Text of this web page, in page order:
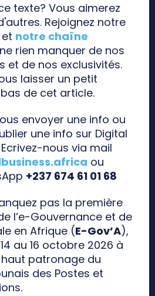
texte? Vous aimerez
Rejoignez notre
et notre chaîne
rien manquer de nos
et de nos exclusivités.
laisser un petit
de cet article.
envoyer une info ou
une info sur Digital
nous via mail
ou
+237 674 61 01 68
pas la première
l’e-Gouvernance et de
en Afrique (E-Gov’A),
au 16 octobre 2026 à
patronage du
des Postes et